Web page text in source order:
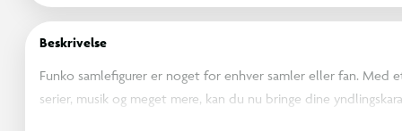
Beskrivelse
Funko samlefigurer er noget for enhver samler eller fan.
serier, musik og meget mere, kan du nu bringe dine